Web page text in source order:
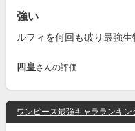
強い
ルフィを何回も破り最強
四皇さんの評価
ワンピース最強キャラランキン